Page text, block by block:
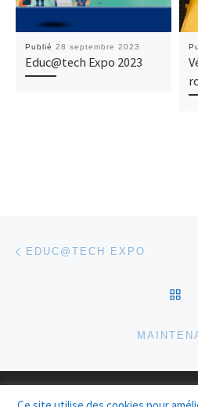
Publié 28 septembre 2023
Educ@tech Expo 2023
Parcourir les
EDUC@TECH EXPO
© 2026 Groupe RFH –